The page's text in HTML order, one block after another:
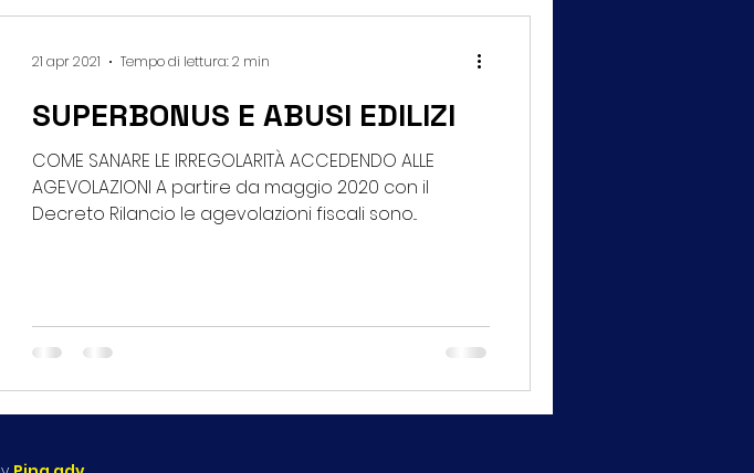
SUPERBONUS E ABUSI EDILIZI
COME SANARE LE IRREGOLARITÀ ACCEDENDO ALLE
AGEVOLAZIONI A partire da maggio 2020 con il
Decreto Rilancio le agevolazioni fiscali sono...
21 apr 2021 Tempo di lettura: 2 min